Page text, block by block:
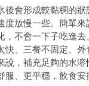
後會形成較黏稠的
度放慢一些。簡單
，不會一下子吃進去
快、三餐不固定、
說，補充足夠的水溶
服、更平穩，飲食安